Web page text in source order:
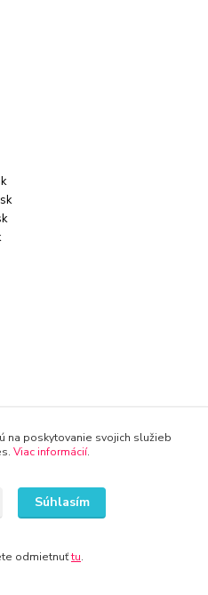
na poskytovanie svojich služieb
Viac informácií.
Súhlasím
odmietnuťtu.